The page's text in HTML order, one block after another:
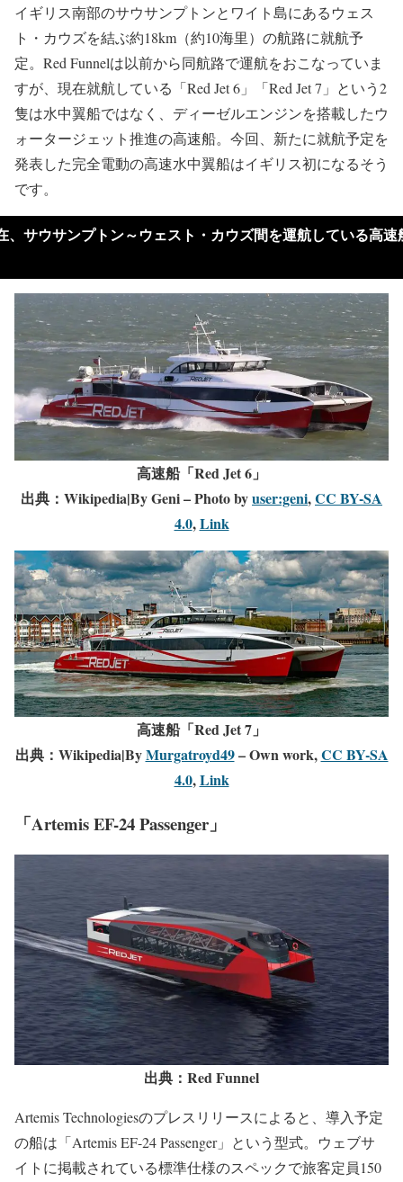
イギリス南部のサウサンプトンとワイト島にあるウェス
ト・カウズを結ぶ約18km（約10海里）の航路に就航予
定。Red Funnelは以前から同航路で運航をおこなっていま
すが、現在就航している「Red Jet 6」「Red Jet 7」という2
隻は水中翼船ではなく、ディーゼルエンジンを搭載したウ
ォータージェット推進の高速船。今回、新たに就航予定を
発表した完全電動の高速水中翼船はイギリス初になるそう
です。
、サウサンプトン～ウェスト・カウズ間を運航している高速
高速船「Red Jet 6」
出典：Wikipedia|By Geni – Photo byuser:geni,CC BY-SA
4.0,Link
高速船「Red Jet 7」
出典：Wikipedia|ByMurgatroyd49– Own work,CC BY-SA
4.0,Link
「Artemis EF-24 Passenger」
出典：Red Funnel
Artemis Technologiesのプレスリリースによると、導入予定
の船は「Artemis EF-24 Passenger」という型式。ウェブサ
イトに掲載されている標準仕様のスペックで旅客定員150